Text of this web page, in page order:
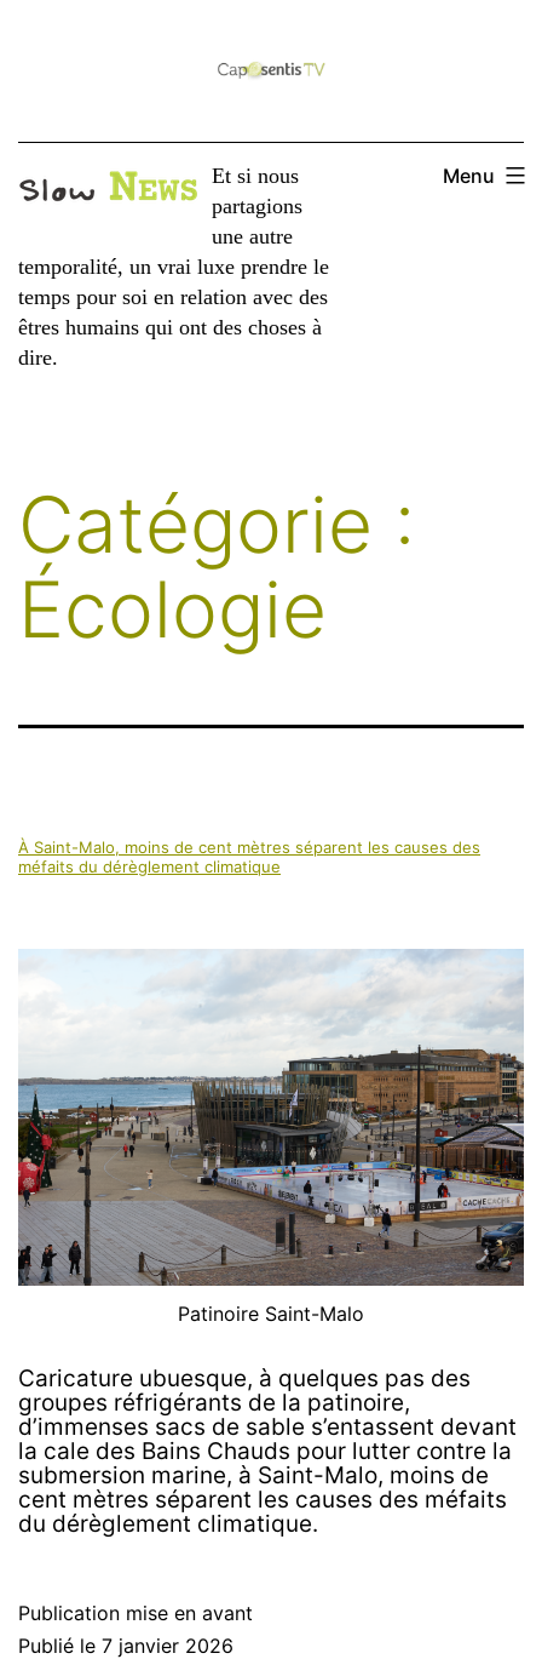
Et si nous
partagions
une autre
temporalité, un vrai luxe prendre le
temps pour soi en relation avec des
êtres humains qui ont des choses à
dire.
Menu
Catégorie :
Écologie
À Saint-Malo, moins de cent mètres séparent les causes des
méfaits du dérèglement climatique
Patinoire Saint-Malo
Caricature ubuesque, à quelques pas des
groupes réfrigérants de la patinoire,
d’immenses sacs de sable s’entassent devant
la cale des Bains Chauds pour lutter contre la
submersion marine, à Saint-Malo, moins de
cent mètres séparent les causes des méfaits
du dérèglement climatique.
Publication mise en avant
Publié le 7 janvier 2026